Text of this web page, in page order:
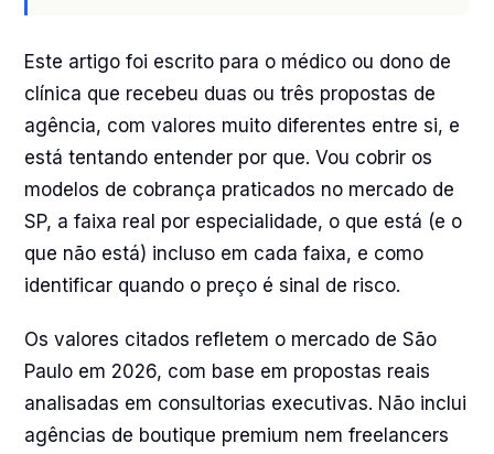
Este artigo foi escrito para o médico ou dono de
clínica que recebeu duas ou três propostas de
agência, com valores muito diferentes entre si, e
está tentando entender por que. Vou cobrir os
modelos de cobrança praticados no mercado de
SP, a faixa real por especialidade, o que está (e o
que não está) incluso em cada faixa, e como
identificar quando o preço é sinal de risco.
Os valores citados refletem o mercado de São
Paulo em 2026, com base em propostas reais
analisadas em consultorias executivas. Não inclui
agências de boutique premium nem freelancers